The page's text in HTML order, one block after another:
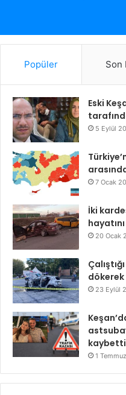
Popüler Son
Eski
5 Eylül
7 Ocak
İki
20 Ocak
dökerek
23 Eylül
kaybetti
1